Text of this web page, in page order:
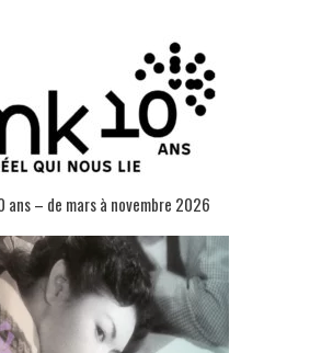
ans – de mars à novembre 2026